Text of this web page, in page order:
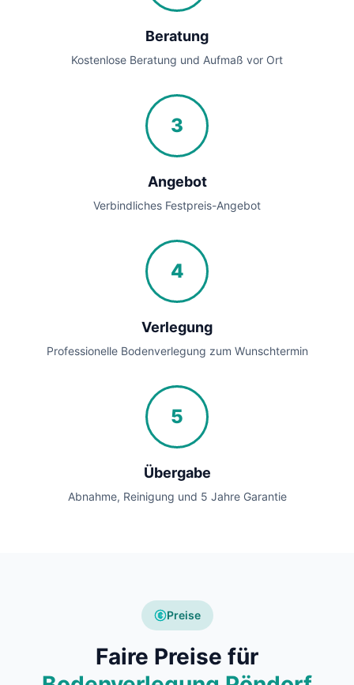
Beratung
Kostenlose Beratung und Aufmaß vor Ort
3
Angebot
Verbindliches Festpreis-Angebot
4
Verlegung
Professionelle Bodenverlegung zum Wunschtermin
5
Übergabe
Abnahme, Reinigung und 5 Jahre Garantie
Preise
Faire Preise für